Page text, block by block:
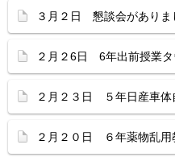
３月２日 懇談会がありま
２月２6日 6年出前授業タ
２月２３日 ５年日産車体
２月２０日 ６年薬物乱用